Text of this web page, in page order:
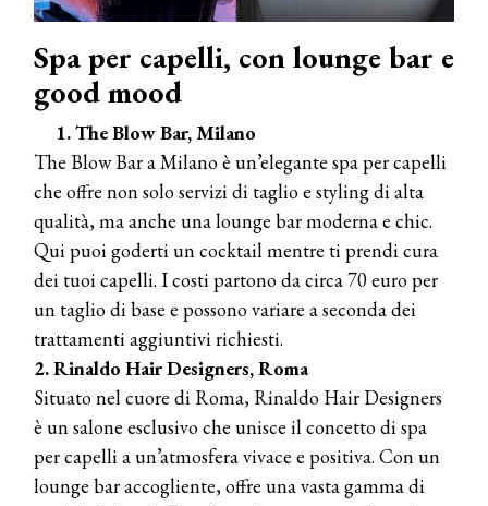
Spa per capelli, con lounge bar e
good mood
1. The Blow Bar, Milano
The Blow Bar a Milano è un’elegante spa per capelli
che offre non solo servizi di taglio e styling di alta
qualità, ma anche una lounge bar moderna e chic.
Qui puoi goderti un cocktail mentre ti prendi cura
dei tuoi capelli. I costi partono da circa 70 euro per
un taglio di base e possono variare a seconda dei
trattamenti aggiuntivi richiesti.
2. Rinaldo Hair Designers, Roma
Situato nel cuore di Roma, Rinaldo Hair Designers
è un salone esclusivo che unisce il concetto di spa
per capelli a un’atmosfera vivace e positiva. Con un
lounge bar accogliente, offre una vasta gamma di